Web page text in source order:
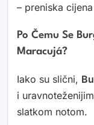
– preniska
Po Čemu Se
Maracujá?
Iako su slični,
i
slatkom notom.